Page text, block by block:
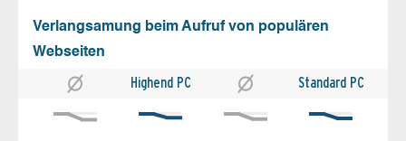
Verlangsamung beim Aufruf von populären
Webseiten
Highend PC Standard PC